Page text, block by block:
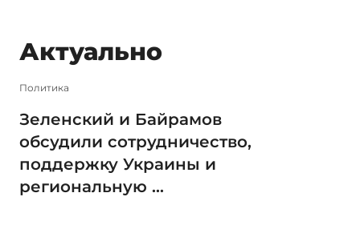
Актуально
Политика
Зеленский и Байрамов
обсудили сотрудничество,
поддержку Украины и
региональную ...